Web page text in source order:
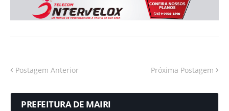
Postagem Anterior Próxima Postagem
PREFEITURA DE MAIRI